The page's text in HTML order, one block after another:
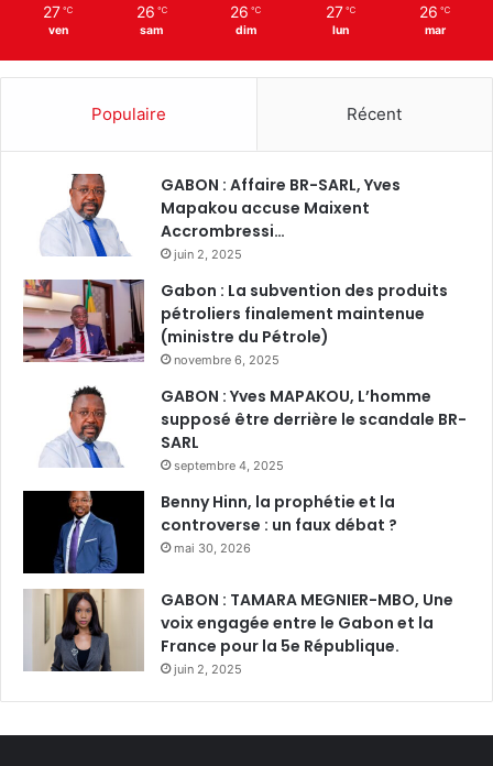
27 ℃
ven
26 ℃
sam
26 ℃
dim
27 ℃
lun
26 ℃
mar
Populaire Récent
GABON : Affaire BR-SARL, Yves
Mapakou accuse Maixent
Accrombressi…
juin 2, 2025
Gabon : La subvention des produits
pétroliers finalement maintenue
(ministre du Pétrole)
novembre 6, 2025
GABON : Yves MAPAKOU, L’homme
supposé être derrière le scandale BR-
SARL
septembre 4, 2025
Benny Hinn, la prophétie et la
controverse : un faux débat ?
mai 30, 2026
GABON : TAMARA MEGNIER-MBO, Une
voix engagée entre le Gabon et la
France pour la 5e République.
juin 2, 2025